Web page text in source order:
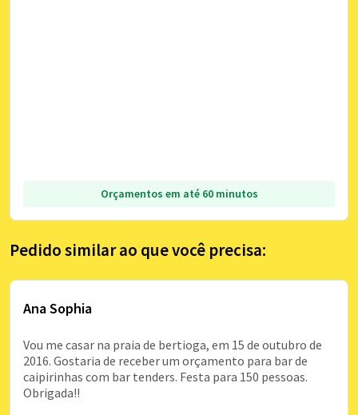
Orçamentos em até 60 minutos
Pedido similar ao que você precisa:
Ana Sophia
Vou me casar na praia de bertioga, em 15 de outubro de
2016. Gostaria de receber um orçamento para bar de
caipirinhas com bar tenders. Festa para 150 pessoas.
Obrigada!!